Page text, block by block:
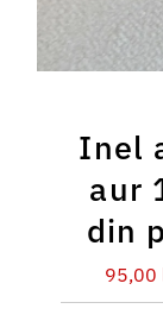
Inel
aur
din
Preț
redus
95,00